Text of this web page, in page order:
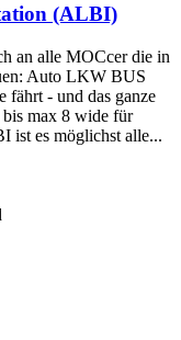
(ALBI)
an alle MOCcer die in
Auto LKW BUS
fährt - und das ganze
max 8 wide für
ist es möglichst alle...